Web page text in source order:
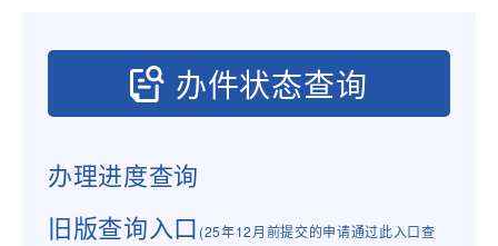
办件状态查询
办理进度查询
旧版查询入口 (25年12月前提交的申请通过此入口查